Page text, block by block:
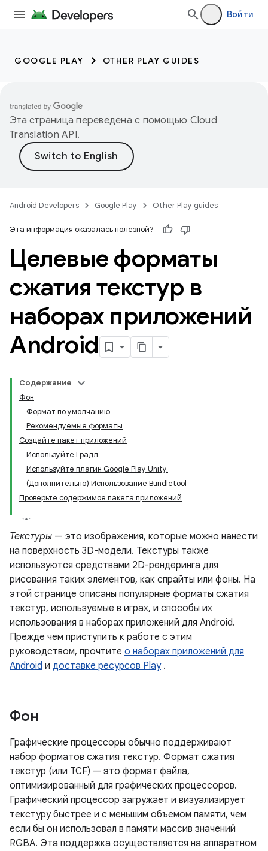
Войти
GOOGLE PLAY OTHER PLAY GUIDES
Эта страница переведена с помощью Cloud
Translation API.
Android Developers Google Play Other Play guides
Эта информация оказалась полезной?
Целевые форматы
сжатия текстур в
наборах приложений
Android
Содержание
Фон
Формат по умолчанию
Рекомендуемые форматы
Создайте пакет приложений
Используйте Градл
Используйте плагин Google Play Unity.
(Дополнительно) Использование Bundletool
Проверьте содержимое пакета приложений
Текстуры — это изображения, которые можно нанести
на поверхность 3D-модели. Текстуры также
используются средствами 2D-рендеринга для
рисования таких элементов, как спрайты или фоны. На
этой странице описаны популярные форматы сжатия
текстур, используемые в играх, и способы их
использования в наборах приложений для Android.
Прежде чем приступить к работе с этим
руководством, прочтите о наборах приложений для
Android и доставке ресурсов Play.
Фон
Графические процессоры обычно поддерживают
набор форматов сжатия текстур. Формат сжатия
текстур (или TCF) — это формат файла,
оптимизированный для графических процессоров.
Графический процессор загружает и визуализирует
текстуру быстрее и с меньшим объемом памяти, чем
если бы он использовал в памяти массив значений
RGBA. Эта поддержка осуществляется на аппаратном